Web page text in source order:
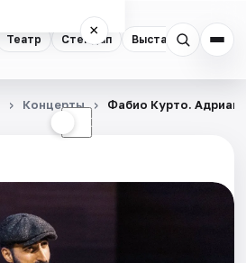
Театр Стендап Выставки
×
☾
Концерты Фабио Курто.